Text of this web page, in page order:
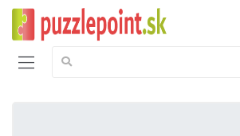
Vyhledávání: